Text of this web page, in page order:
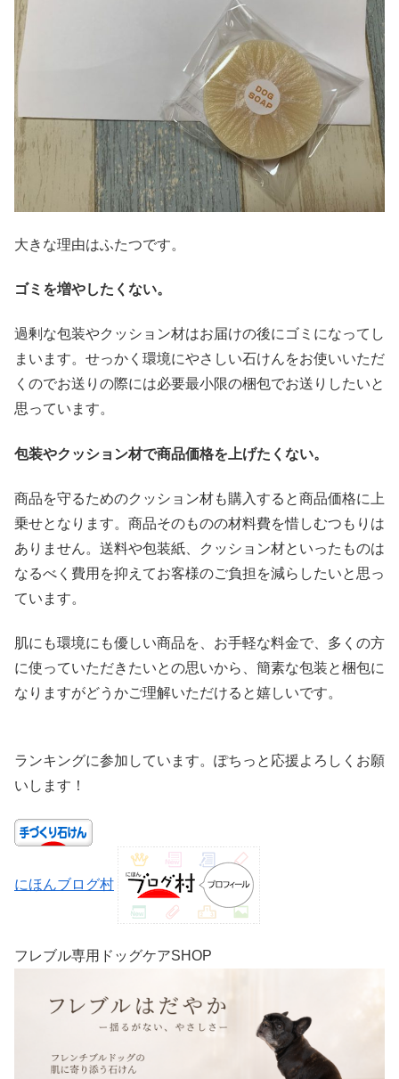
大きな理由はふたつです。
ゴミを増やしたくない。
過剰な包装やクッション材はお届けの後にゴミになってし
まいます。せっかく環境にやさしい石けんをお使いいただ
くのでお送りの際には必要最小限の梱包でお送りしたいと
思っています。
包装やクッション材で商品価格を上げたくない。
商品を守るためのクッション材も購入すると商品価格に上
乗せとなります。商品そのものの材料費を惜しむつもりは
ありません。送料や包装紙、クッション材といったものは
なるべく費用を抑えてお客様のご負担を減らしたいと思っ
ています。
肌にも環境にも優しい商品を、お手軽な料金で、多くの方
に使っていただきたいとの思いから、簡素な包装と梱包に
なりますがどうかご理解いただけると嬉しいです。
ランキングに参加しています。ぽちっと応援よろしくお願
いします！
にほんブログ村
フレブル専用ドッグケアSHOP